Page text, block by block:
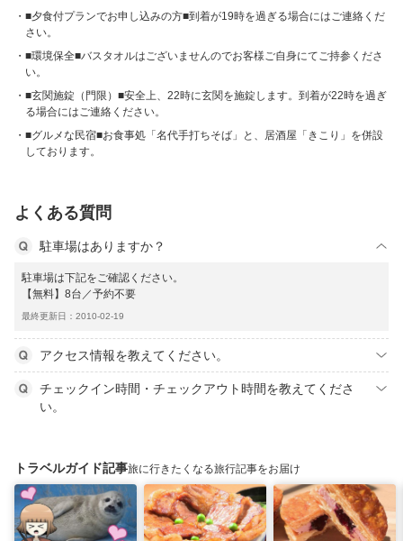
■夕食付プランでお申し込みの方■到着が19時を過ぎる場合にはご連絡くだ
さい。
■環境保全■バスタオルはございませんのでお客様ご自身にてご持参くださ
い。
■玄関施錠（門限）■安全上、22時に玄関を施錠します。到着が22時を過ぎ
る場合にはご連絡ください。
■グルメな民宿■お食事処「名代手打ちそば」と、居酒屋「きこり」を併設
しております。
よくある質問
駐車場はありますか？
駐車場は下記をご確認ください。
【無料】8台／予約不要
最終更新日：2010-02-19
アクセス情報を教えてください。
チェックイン時間・チェックアウト時間を教えてくださ
い。
トラベルガイド記事旅に行きたくなる旅行記事をお届け